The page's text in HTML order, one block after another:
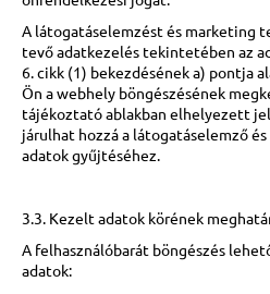
A látogatáselemzést és marketing
tevő adatkezelés tekintetében az
6. cikk (1) bekezdésének a) pontja
Ön a webhely böngészésének
tájékoztató ablakban elhelyezett
járulhat hozzá a látogatáselemző
adatok gyűjtéséhez.
3.3. Kezelt adatok körének
A felhasználóbarát böngészés
adatok: